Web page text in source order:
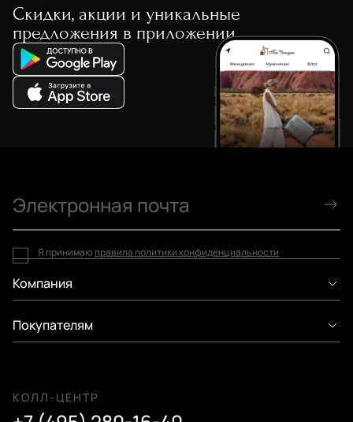
Скидки, акции и уникальные
предложения в приложении
Компания
Покупателям
КОЛЛ-ЦЕНТР
Я принимаю правила политики конфиденциальности